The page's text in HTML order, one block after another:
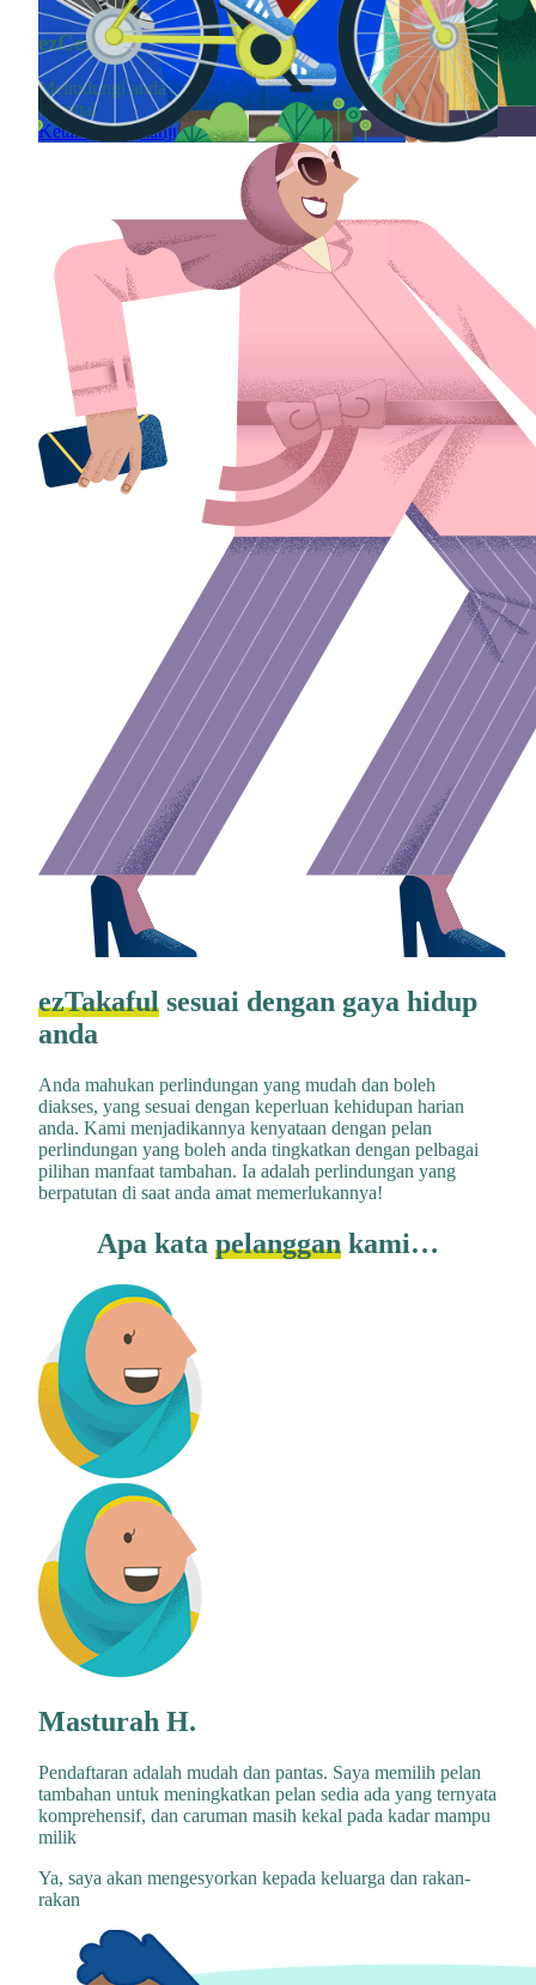
ezCergas
Melindungi anda sewaktu kemasukkan ke
hospital
Ketahui lebih lanjut
ezCover
Melindungi
Ketahui lebih
ezTakaful sesuai dengan gaya hidup
anda
Anda mahukan perlindungan yang mudah dan boleh
diakses, yang sesuai dengan keperluan kehidupan harian
anda. Kami menjadikannya kenyataan dengan pelan
perlindungan yang boleh anda tingkatkan dengan pelbagai
pilihan manfaat tambahan. Ia adalah perlindungan yang
berpatutan di saat anda amat memerlukannya!
Apa kata pelanggan kami…
Masturah H.
Pendaftaran adalah mudah dan pantas. Saya memilih pelan
tambahan untuk meningkatkan pelan sedia ada yang ternyata
komprehensif, dan caruman masih kekal pada kadar mampu
milik
Ya, saya akan mengesyorkan kepada keluarga dan rakan-
rakan